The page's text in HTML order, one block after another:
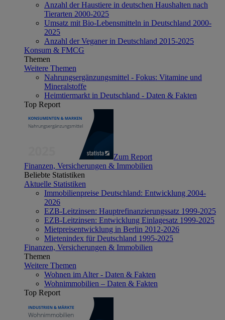
Anzahl der Haustiere in deutschen Haushalten nach
Tierarten 2000-2025
Umsatz mit Bio-Lebensmitteln in Deutschland 2000-
2025
Anzahl der Veganer in Deutschland 2015-2025
Konsum & FMCG
Themen
Weitere Themen
Nahrungsergänzungsmittel - Fokus: Vitamine und
Mineralstoffe
Heimtiermarkt in Deutschland - Daten & Fakten
Top Report
Zum Report
Finanzen, Versicherungen & Immobilien
Beliebte Statistiken
Aktuelle Statistiken
Immobilienpreise Deutschland: Entwicklung 2004-
2026
EZB-Leitzinsen: Hauptrefinanzierungssatz 1999-2025
EZB-Leitzinsen: Entwicklung Einlagesatz 1999-2025
Mietpreisentwicklung in Berlin 2012-2026
Mietenindex für Deutschland 1995-2025
Finanzen, Versicherungen & Immobilien
Themen
Weitere Themen
Wohnen im Alter - Daten & Fakten
Wohnimmobilien – Daten & Fakten
Top Report